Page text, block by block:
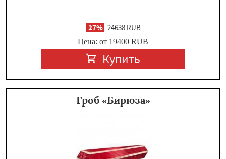
-27%24638 RUB
Цена: от 19400 RUB
Купить
Гроб «Бирюза»